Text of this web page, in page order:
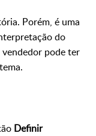
Porém, é uma
do
vendedor pode ter
Definir